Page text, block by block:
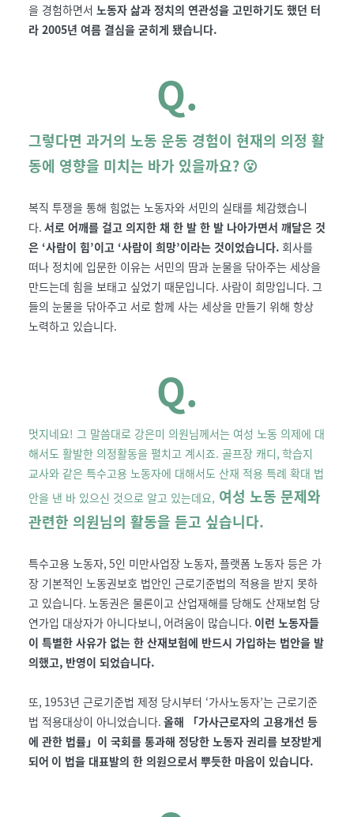
을 경험하면서 노동자 삶과 정치의 연관성을 고민하기도 했던 터
라 2005년 여름 결심을 굳히게 됐습니다.
Q.
그렇다면 과거의 노동 운동 경험이 현재의 의정 활
동에 영향을 미치는 바가 있을까요? 😮
복직 투쟁을 통해 힘없는 노동자와 서민의 실태를 체감했습니
다. 서로 어깨를 걸고 의지한 채 한 발 한 발 나아가면서 깨달은 것
은 ‘사람이 힘’이고 ‘사람이 희망’이라는 것이었습니다. 회사를
떠나 정치에 입문한 이유는 서민의 땀과 눈물을 닦아주는 세상을
만드는데 힘을 보태고 싶었기 때문입니다. 사람이 희망입니다. 그
들의 눈물을 닦아주고 서로 함께 사는 세상을 만들기 위해 항상
노력하고 있습니다.
Q.
멋지네요! 그 말씀대로 강은미 의원님께서는 여성 노동 의제에 대
해서도 활발한 의정활동을 펼치고 계시죠. 골프장 캐디, 학습지
교사와 같은 특수고용 노동자에 대해서도 산재 적용 특례 확대 법
안을 낸 바 있으신 것으로 알고 있는데요, 여성 노동 문제와
관련한 의원님의 활동을 듣고 싶습니다.
특수고용 노동자, 5인 미만사업장 노동자, 플랫폼 노동자 등은 가
장 기본적인 노동권보호 법안인 근로기준법의 적용을 받지 못하
고 있습니다. 노동권은 물론이고 산업재해를 당해도 산재보험 당
연가입 대상자가 아니다보니, 어려움이 많습니다. 이런 노동자들
이 특별한 사유가 없는 한 산재보험에 반드시 가입하는 법안을 발
의했고, 반영이 되었습니다.
또, 1953년 근로기준법 제정 당시부터 ‘가사노동자’는 근로기준
법 적용대상이 아니었습니다. 올해 「가사근로자의 고용개선 등
에 관한 법률」이 국회를 통과해 정당한 노동자 권리를 보장받게
되어 이 법을 대표발의 한 의원으로서 뿌듯한 마음이 있습니다.